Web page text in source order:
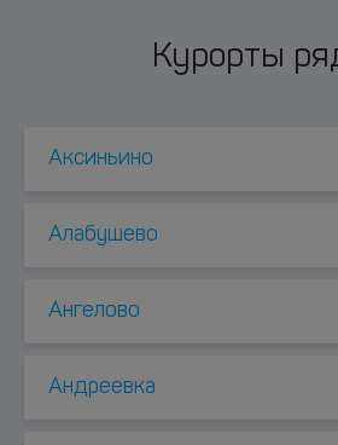
Курорты
Аксиньино
Алабушево
Ангелово
Андреевка